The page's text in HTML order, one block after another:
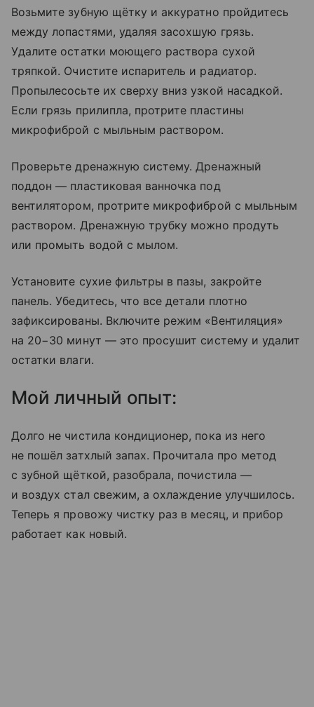
Возьмите зубную щётку и аккуратно пройдитесь
между лопастями, удаляя засохшую грязь.
Удалите остатки моющего раствора сухой
тряпкой. Очистите испаритель и радиатор.
Пропылесосьте их сверху вниз узкой насадкой.
Если грязь прилипла, протрите пластины
микрофиброй с мыльным раствором.
Проверьте дренажную систему. Дренажный
поддон — пластиковая ванночка под
вентилятором, протрите микрофиброй с мыльным
раствором. Дренажную трубку можно продуть
или промыть водой с мылом.
Установите сухие фильтры в пазы, закройте
панель. Убедитесь, что все детали плотно
зафиксированы. Включите режим «Вентиляция»
на 20−30 минут — это просушит систему и удалит
остатки влаги.
Мой личный опыт:
Долго не чистила кондиционер, пока из него
не пошёл затхлый запах. Прочитала про метод
с зубной щёткой, разобрала, почистила —
и воздух стал свежим, а охлаждение улучшилось.
Теперь я провожу чистку раз в месяц, и прибор
работает как новый.